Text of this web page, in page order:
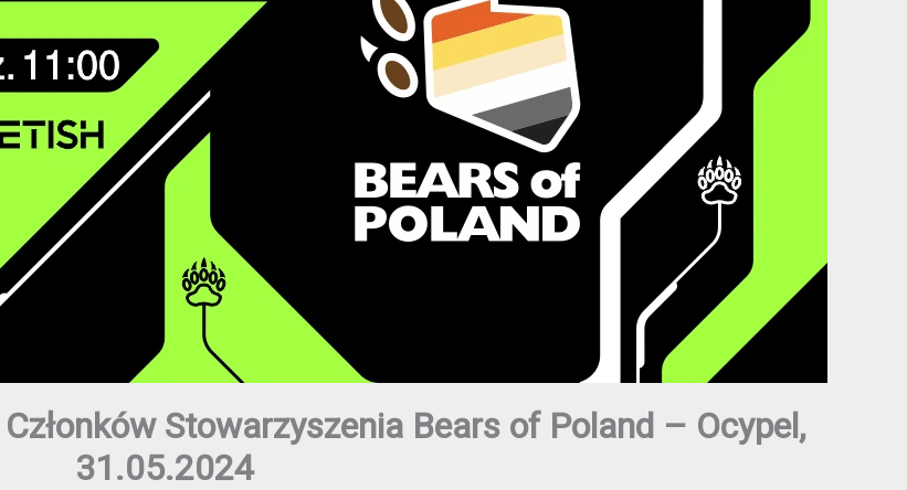
Stowarzyszenia Bears of Poland – Ocypel,
31.05.2024